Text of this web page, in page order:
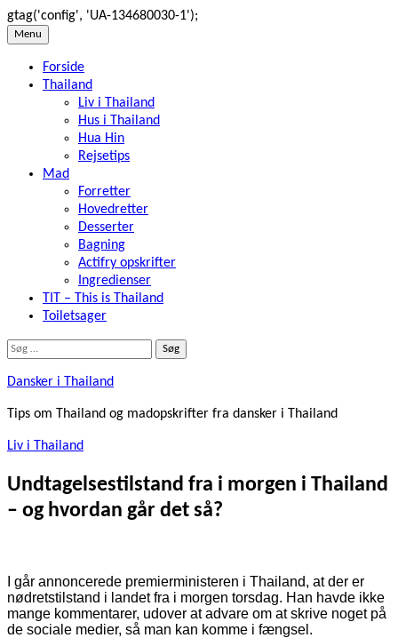
gtag('config', 'UA-134680030-1');
Skip
content
Menu
Forside
Thailand
Liv i Thailand
Hus i Thailand
Hua Hin
Rejsetips
Mad
Forretter
Hovedretter
Desserter
Bagning
Actifry opskrifter
Ingredienser
TIT – This is Thailand
Toiletsager
Søg
Dansker i Thailand
Tips om Thailand og madopskrifter fra dansker i Thailand
Liv i Thailand
Undtagelsestilstand fra i morgen i Thailand
– og hvordan går det så?
I går annoncerede premierministeren i Thailand, at der er
nødretstilstand i landet fra i morgen torsdag. Han havde ikke
mange kommentarer, udover at advare om at skrive noget på
de sociale medier, så man kan komme i fængsel.